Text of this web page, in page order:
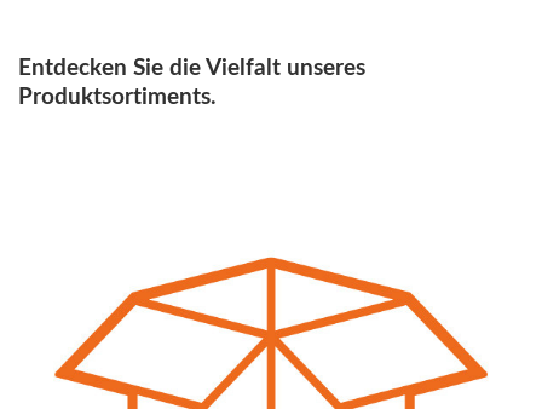
Entdecken Sie die Vielfalt unseres
Produktsortiments.